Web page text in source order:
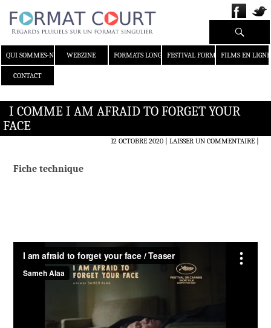
QUI SOMMES-NOUS ?WEBZINE FORMATS LONGS FESTIVAL FORMAT COURT
FILMS EN LIGNE
CONTACT
Recherche
I COMME I AM AFRAID TO FORGET YOUR
FACE
12 OCTOBRE 2020 LAISSER UN COMMENTAIRE|
Fiche technique